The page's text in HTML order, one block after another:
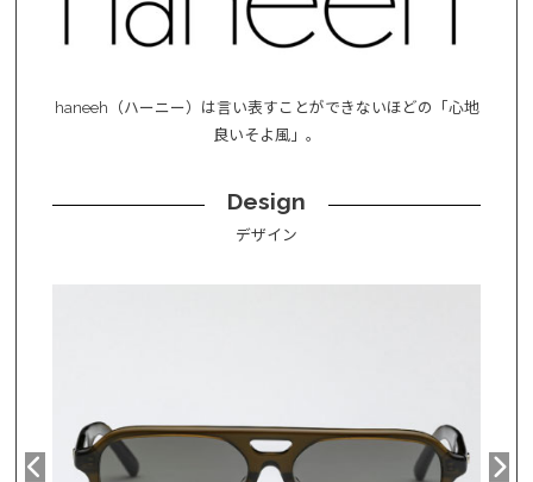
haneeh（ハーニー）は言い表すことができないほどの「心地
良いそよ風」。
Design
デザイン